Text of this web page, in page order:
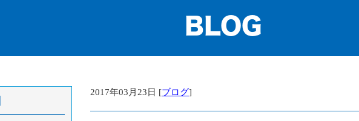
BLOG
2017年03月23日 [ブログ]